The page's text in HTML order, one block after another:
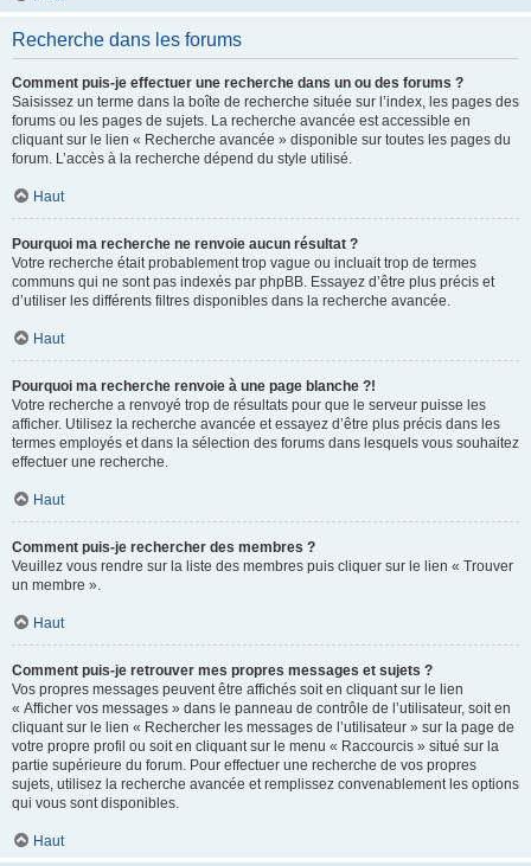
Recherche dans les forums
Comment puis-je effectuer une recherche dans un ou des forums ?
Saisissez un terme dans la boîte de recherche située sur l’index, les pages des
forums ou les pages de sujets. La recherche avancée est accessible en
cliquant sur le lien « Recherche avancée » disponible sur toutes les pages du
forum. L’accès à la recherche dépend du style utilisé.
Haut
Pourquoi ma recherche ne renvoie aucun résultat ?
Votre recherche était probablement trop vague ou incluait trop de termes
communs qui ne sont pas indexés par phpBB. Essayez d’être plus précis et
d’utiliser les différents filtres disponibles dans la recherche avancée.
Haut
Pourquoi ma recherche renvoie à une page blanche ?!
Votre recherche a renvoyé trop de résultats pour que le serveur puisse les
afficher. Utilisez la recherche avancée et essayez d’être plus précis dans les
termes employés et dans la sélection des forums dans lesquels vous souhaitez
effectuer une recherche.
Haut
Comment puis-je rechercher des membres ?
Veuillez vous rendre sur la liste des membres puis cliquer sur le lien « Trouver
un membre ».
Haut
Comment puis-je retrouver mes propres messages et sujets ?
Vos propres messages peuvent être affichés soit en cliquant sur le lien
« Afficher vos messages » dans le panneau de contrôle de l’utilisateur, soit en
cliquant sur le lien « Rechercher les messages de l’utilisateur » sur la page de
votre propre profil ou soit en cliquant sur le menu « Raccourcis » situé sur la
partie supérieure du forum. Pour effectuer une recherche de vos propres
sujets, utilisez la recherche avancée et remplissez convenablement les options
qui vous sont disponibles.
Haut